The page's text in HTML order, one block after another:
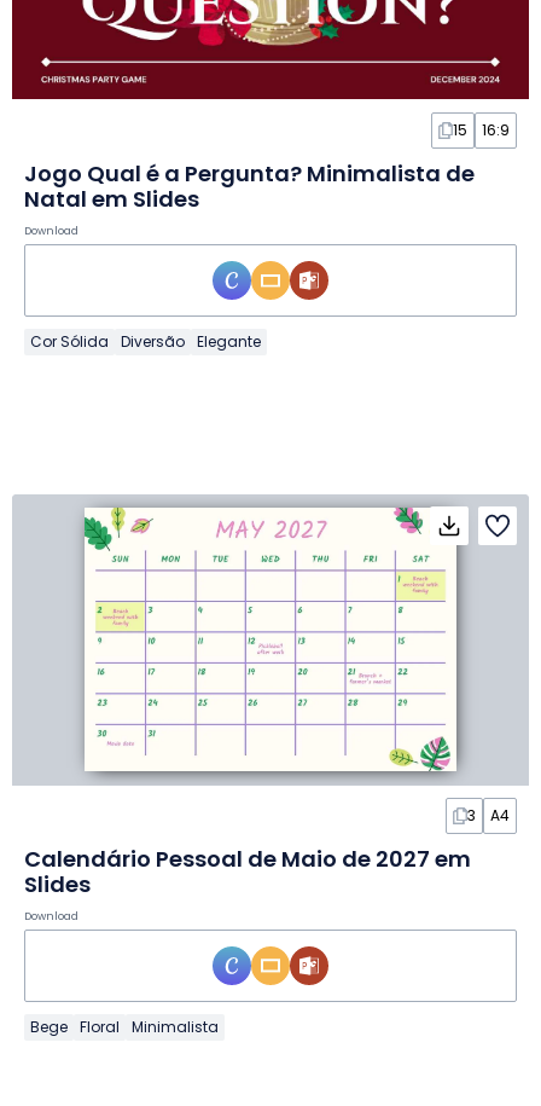
15 16:9
Jogo Qual é a Pergunta? Minimalista de
Natal em Slides
Download
Cor Sólida Diversão Elegante
3 A4
Calendário Pessoal de Maio de 2027 em
Slides
Download
Bege Floral Minimalista